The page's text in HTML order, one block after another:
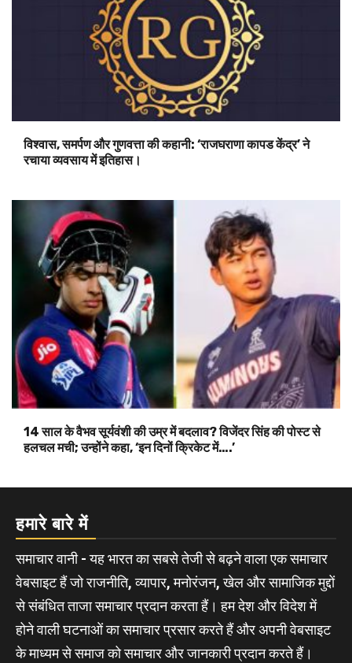
विश्वास, समर्पण और गुणवत्ता की कहानी: ‘राजघराणा कापड केंद्र’ ने
रचाया व्यवसाय में इतिहास।
14 साल के वैभव सूर्यवंशी की उम्र में बदलाव? विजेंदर सिंह की पोस्ट से
हलचल मची; उन्होंने कहा, ‘इन दिनों क्रिकेट में….’
हमारे बारे में
समाचार वानी - यह भारत का सबसे तेजी से बढ़ने वाला एक समाचार
वेबसाइट हैं जो राजनीति, व्यापार, मनोरंजन, खेल और सामाजिक मुद्दों
से संबंधित ताजा समाचार प्रदान करता हैं। हम देश और विदेश में
होने वाली घटनाओं का समाचार प्रसार करते हैं और अपनी वेबसाइट
के माध्यम से समाज को समाचार और जानकारी प्रदान करते हैं।